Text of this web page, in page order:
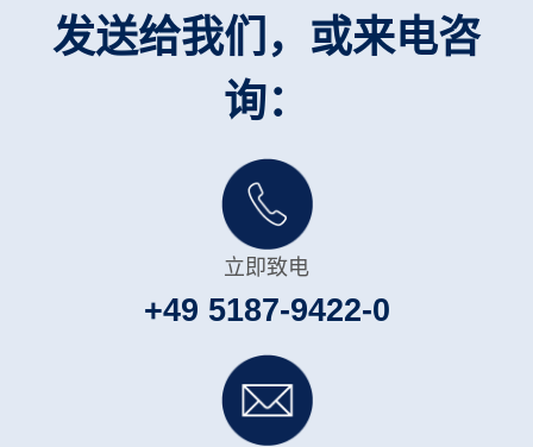
发送给我们，或来电咨
询：
立即致电
+49 5187-9422-0